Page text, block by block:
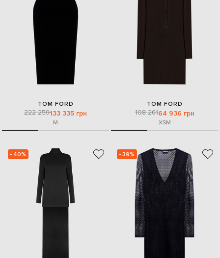
TOM FORD
222 259133 335 грн
M
TOM FORD
108 26164 936 грн
XSM
- 40% - 39%